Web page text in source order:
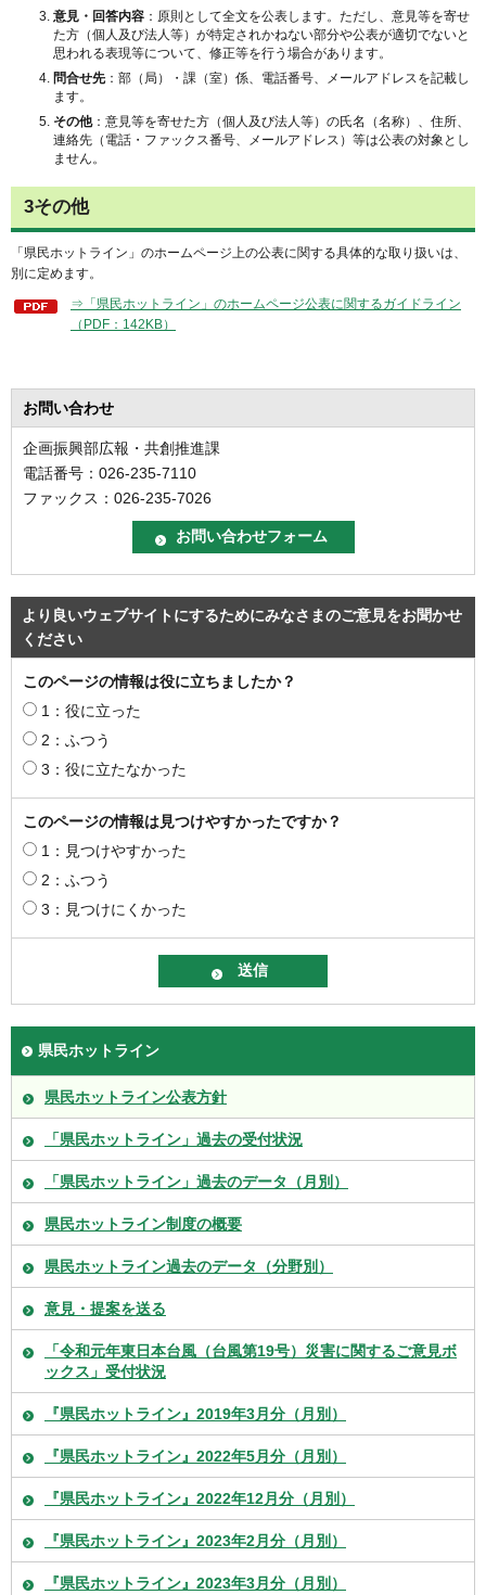
意見・回答内容 ：原則として全文を公表します。ただし、意見等を寄せ
た方（個人及び法人等）が特定されかねない部分や公表が適切でないと
思われる表現等について、修正等を行う場合があります。
問合せ先 ：部（局）・課（室）係、電話番号、メールアドレスを記載し
ます。
その他：意見等を寄せた方（個人及び法人等）の氏名（名称）、住所、
連絡先（電話・ファックス番号、メールアドレス）等は公表の対象とし
ません。
3その他
「県民ホットライン」のホームページ上の公表に関する具体的な取り扱いは、
別に定めます。
⇒「県民ホットライン」のホームページ公表に関するガイドライン
（PDF：142KB）
お問い合わせ
企画振興部広報・共創推進課
電話番号：026-235-7110
ファックス：026-235-7026
より良いウェブサイトにするためにみなさまのご意見をお聞かせ
ください
このページの情報は役に立ちましたか？
1：役に立った
2：ふつう
3：役に立たなかった
このページの情報は見つけやすかったですか？
1：見つけやすかった
2：ふつう
3：見つけにくかった
県民ホットライン
県民ホットライン公表方針
「県民ホットライン」過去の受付状況
「県民ホットライン」過去のデータ（月別）
県民ホットライン制度の概要
県民ホットライン過去のデータ（分野別）
意見・提案を送る
「令和元年東日本台風（台風第19号）災害に関するご意見ボ
ックス」受付状況
『県民ホットライン』2019年3月分（月別）
『県民ホットライン』2022年5月分（月別）
『県民ホットライン』2022年12月分（月別）
『県民ホットライン』2023年2月分（月別）
『県民ホットライン』2023年3月分（月別）